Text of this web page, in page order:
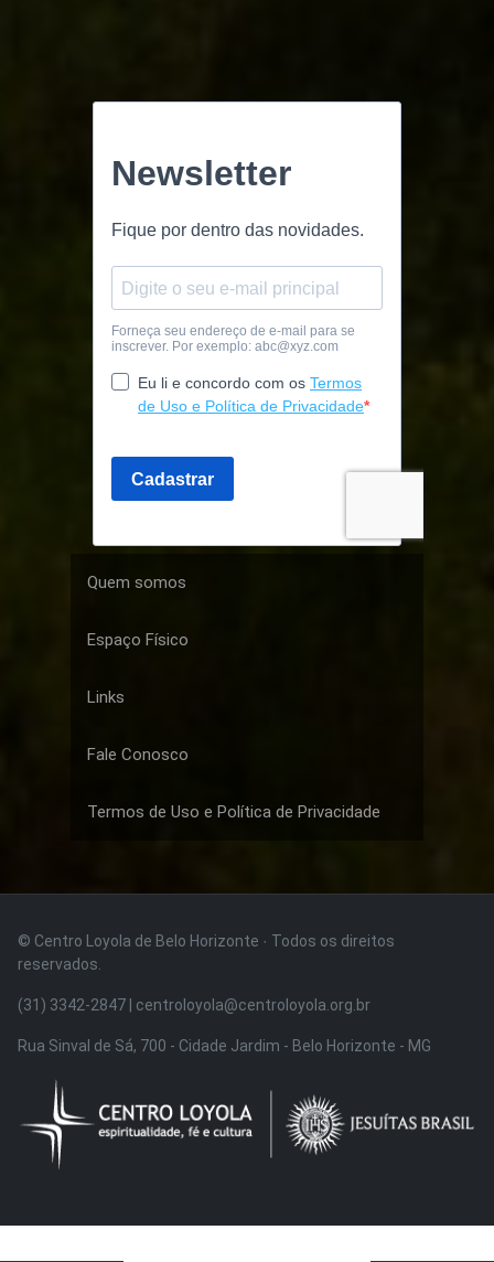
Quem somos
Espaço Físico
Links
Fale Conosco
Termos de Uso e Política de Privacidade
© Centro Loyola de Belo Horizonte · Todos os direitos
reservados.
(31) 3342-2847 | centroloyola@centroloyola.org.br
Rua Sinval de Sá, 700 - Cidade Jardim - Belo Horizonte - MG